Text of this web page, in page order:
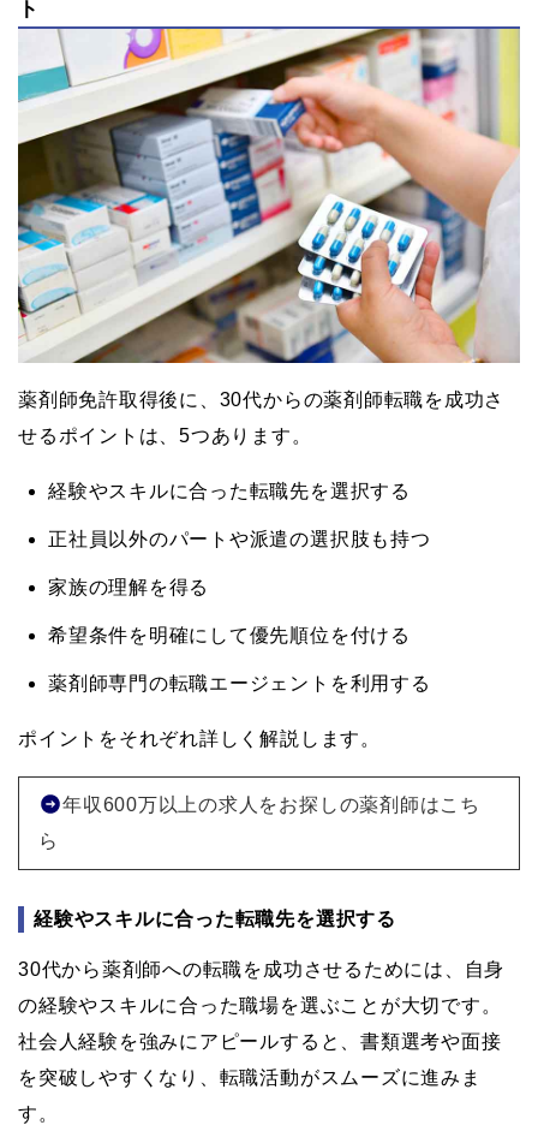
ト
薬剤師免許取得後に、30代からの薬剤師転職を成功さ
せるポイントは、5つあります。
経験やスキルに合った転職先を選択する
正社員以外のパートや派遣の選択肢も持つ
家族の理解を得る
希望条件を明確にして優先順位を付ける
薬剤師専門の転職エージェントを利用する
ポイントをそれぞれ詳しく解説します。
年収600万以上の求人をお探しの薬剤師はこち
ら
経験やスキルに合った転職先を選択する
30代から薬剤師への転職を成功させるためには、自身
の経験やスキルに合った職場を選ぶことが大切です。
社会人経験を強みにアピールすると、書類選考や面接
を突破しやすくなり、転職活動がスムーズに進みま
す。